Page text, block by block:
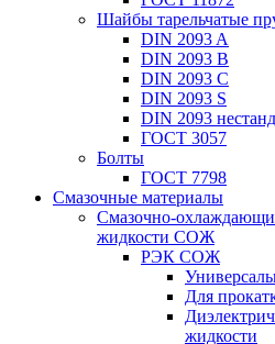
Шайбы тарельчатые
DIN 2093 A
DIN 2093 B
DIN 2093 C
DIN 2093 S
DIN 2093
ГОСТ 3057
Болты
ГОСТ 7798
Смазочные материалы
Смазочно-
жидкости СОЖ
РЭК СОЖ
Для
жидкости